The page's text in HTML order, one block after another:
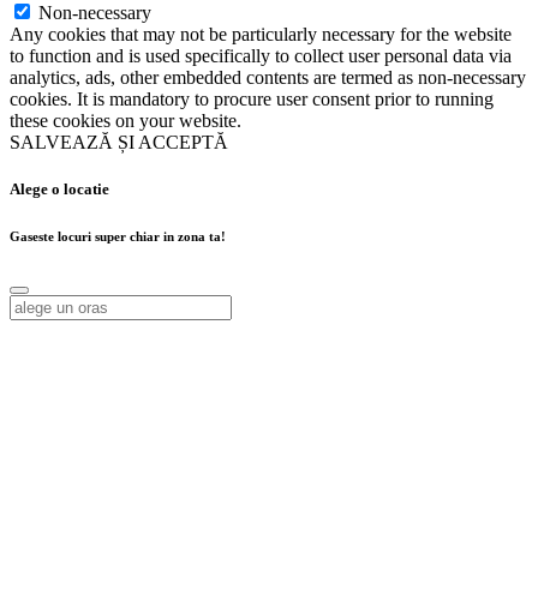
Non-necessary
Any cookies that may not be particularly necessary for the website
to function and is used specifically to collect user personal data via
analytics, ads, other embedded contents are termed as non-necessary
cookies. It is mandatory to procure user consent prior to running
these cookies on your website.
SALVEAZĂ ȘI ACCEPTĂ
Alege o locatie
Gaseste locuri super chiar in zona ta!
Alege o locatie